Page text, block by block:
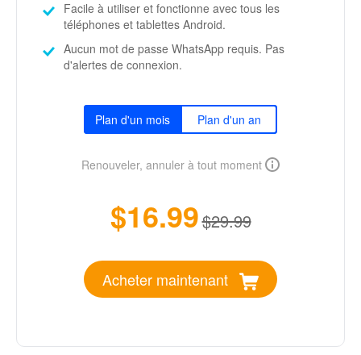
Facile à utiliser et fonctionne avec tous les
téléphones et tablettes Android.
Aucun mot de passe WhatsApp requis. Pas
d'alertes de connexion.
Plan d'un mois Plan d'un an
Renouveler, annuler à tout moment
$16.99$29.99
Acheter maintenant